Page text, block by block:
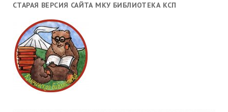
СТАРАЯ ВЕРСИЯ САЙТА МКУ БИБЛИОТЕКА КСП